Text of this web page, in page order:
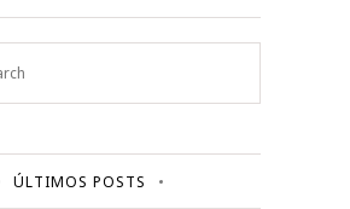
ÚLTIMOS POSTS